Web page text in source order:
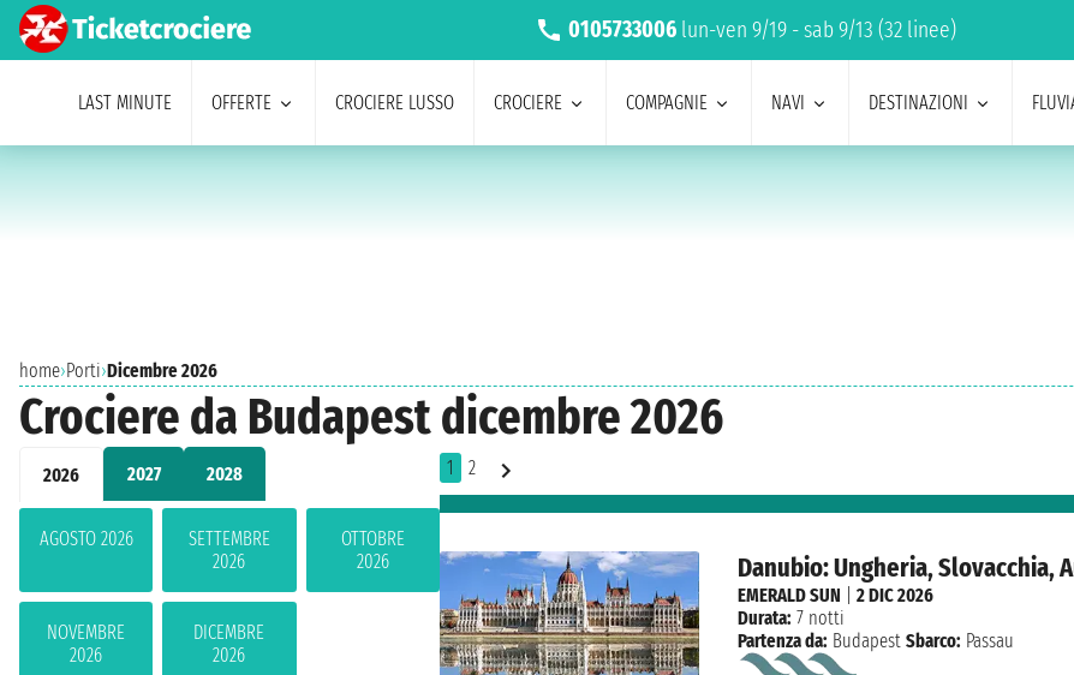
0105733006 lun-ven 9/19 - sab 9/13 (32 linee)
LAST MINUTE OFFERTE CROCIERE LUSSO CROCIERE COMPAGNIE NAVI DESTINAZIONI
home›Porti›Dicembre 2026
Crociere da Budapest dicembre 2026
2026 2027 2028
AGOSTO 2026
SETTEMBRE
2026
OTTOBRE
2026
NOVEMBRE
2026
DICEMBRE
2026
1 2
Danubio: Ungheria, Slovacchia,
EMERALD SUN |2 DIC 2026
Durata: 7 notti
Partenza da: Budapest Sbarco: Passau